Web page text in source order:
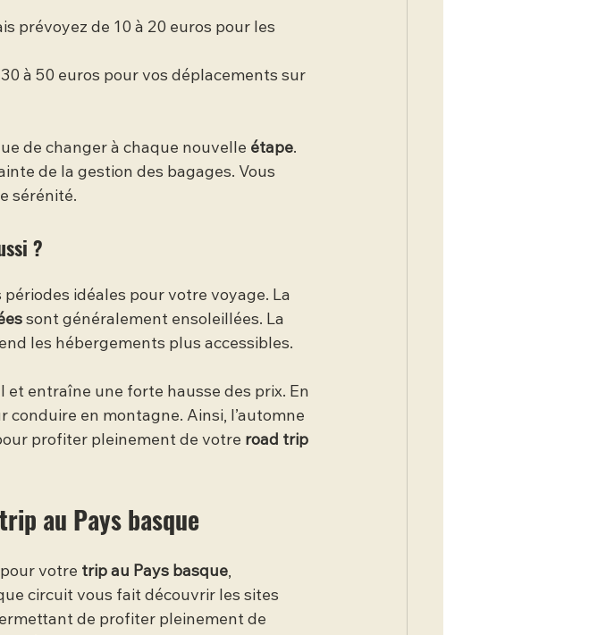
prévoyez de 10 à 20 euros pour les
à 50 euros pour vos déplacements sur
de changer à chaque nouvelle étape.
de la gestion des bagages. Vous
sérénité.
?
idéales pour votre voyage. La
sont généralement ensoleillées. La
les hébergements plus accessibles.
et entraîne une forte hausse des prix. En
conduire en montagne. Ainsi, l’automne
profiter pleinement de votre road trip
au Pays basque
votre trip au Pays basque,
circuit vous fait découvrir les sites
de profiter pleinement de